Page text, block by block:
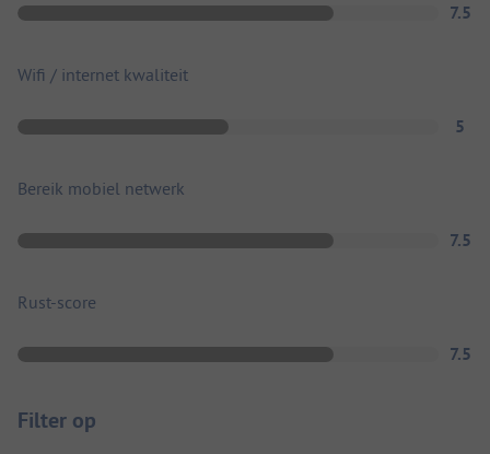
7.5
Wifi / internet kwaliteit
5
Bereik mobiel netwerk
7.5
Rust-score
7.5
Filter op